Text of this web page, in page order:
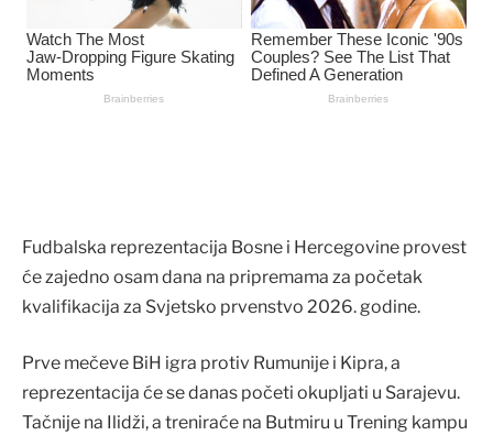
Fudbalska reprezentacija Bosne i Hercegovine provest
će zajedno osam dana na pripremama za početak
kvalifikacija za Svjetsko prvenstvo 2026. godine.
Prve mečeve BiH igra protiv Rumunije i Kipra, a
reprezentacija će se danas početi okupljati u Sarajevu.
Tačnije na Ilidži, a treniraće na Butmiru u Trening kampu